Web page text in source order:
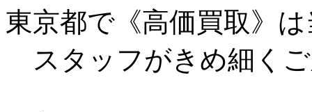
東京都で《高価買取》
スタッフがきめ細く